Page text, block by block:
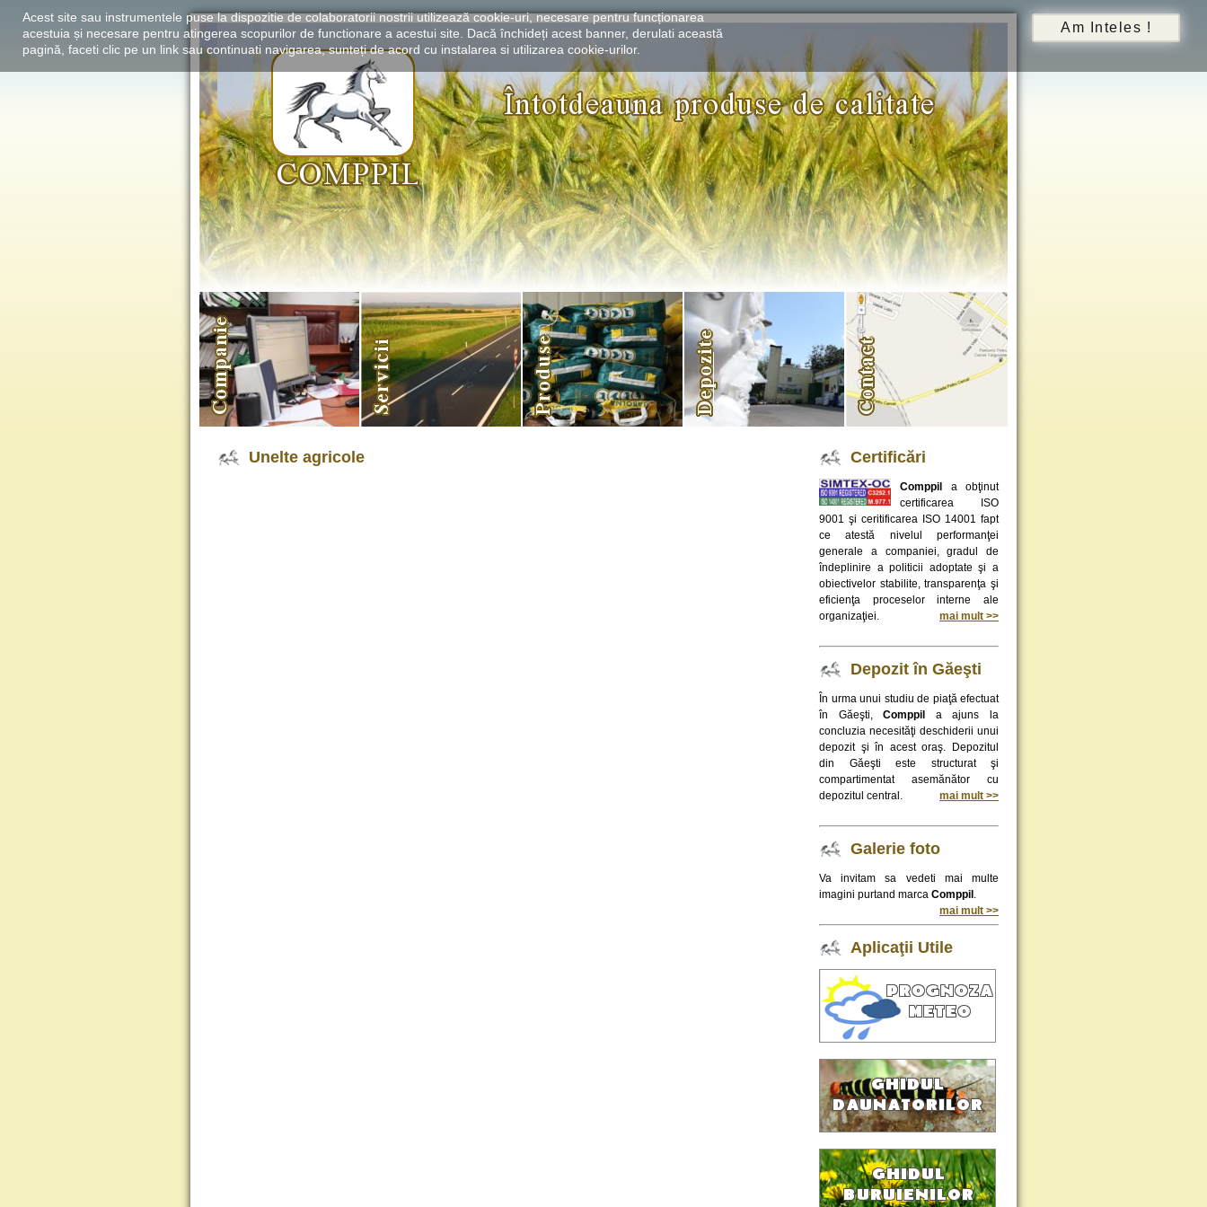
Unelte agricole Certificări
Comppil a obţinut
certificarea ISO
9001 şi ceritificarea ISO 14001 fapt
ce atestă nivelul performanţei
generale a companiei, gradul de
îndeplinire a politicii adoptate şi a
obiectivelor stabilite, transparenţa şi
eficienţa proceselor interne ale
organizaţiei.
mai mult >>
Depozit în Găeşti
În urma unui studiu de piaţă efectuat
în Găeşti,Comppil a ajuns la
concluzia necesităţi deschiderii unui
depozit şi în acest oraş. Depozitul
din Găeşti este structurat şi
compartimentat asemănător cu
depozitul central.
mai mult >>
Galerie foto
Va invitam sa vedeti mai multe
imagini purtand marca Comppil
mai mult >>
Aplicaţii Utile
Acest site sau instrumentele puse la dispozitie de colaboratorii nostrii utilizează cookie-uri, necesare pentru funcționarea
acestuia și necesare pentru atingerea scopurilor de functionare a acestui site. Dacă închideți acest banner, derulati această
pagină, faceti clic pe un link sau continuati navigarea, sunteți de acord cu instalarea si utilizarea cookie-urilor.